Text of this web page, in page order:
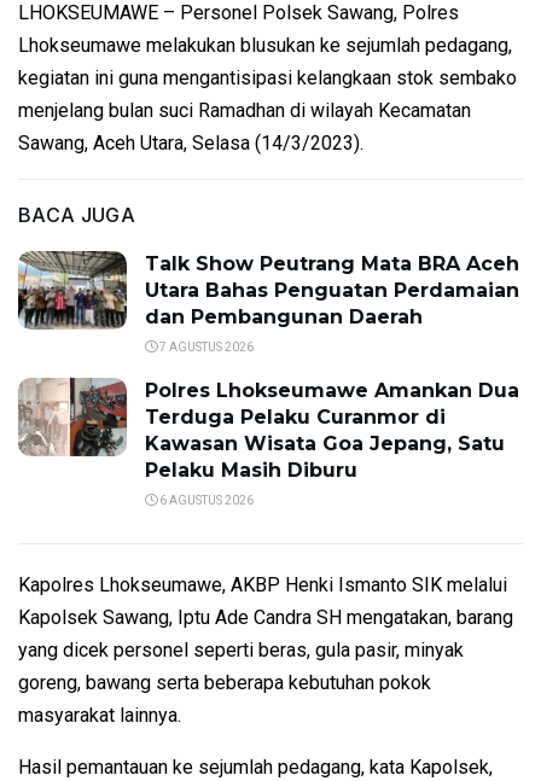
LHOKSEUMAWE – Personel Polsek Sawang, Polres
Lhokseumawe melakukan blusukan ke sejumlah pedagang,
kegiatan ini guna mengantisipasi kelangkaan stok sembako
menjelang bulan suci Ramadhan di wilayah Kecamatan
Sawang, Aceh Utara, Selasa (14/3/2023).
BACA JUGA
Talk Show Peutrang Mata BRA Aceh
Utara Bahas Penguatan Perdamaian
dan Pembangunan Daerah
7 AGUSTUS 2026
Polres Lhokseumawe Amankan Dua
Terduga Pelaku Curanmor di
Kawasan Wisata Goa Jepang, Satu
Pelaku Masih Diburu
6 AGUSTUS 2026
Kapolres Lhokseumawe, AKBP Henki Ismanto SIK melalui
Kapolsek Sawang, Iptu Ade Candra SH mengatakan, barang
yang dicek personel seperti beras, gula pasir, minyak
goreng, bawang serta beberapa kebutuhan pokok
masyarakat lainnya.
Hasil pemantauan ke sejumlah pedagang, kata Kapolsek,